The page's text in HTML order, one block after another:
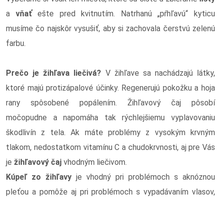
a vňaťešte pred kvitnutím. Natrhanú „pŕhľavú“ kyticu
musíme čo najskôr vysušiť, aby si zachovala čerstvú zelenú
farbu.
Prečo je žihľava liečivá? V žihľave sa nachádzajú látky,
ktoré majú protizápalové účinky. Regenerujú pokožku a hoja
rany spôsobené popálením. Žihľavový čaj pôsobí
močopudne a napomáha tak rýchlejšiemu vyplavovaniu
škodlivín z tela. Ak máte problémy z vysokým krvným
tlakom, nedostatkom vitamínu C a chudokrvnosti, aj pre Vás
je žihľavový čaj vhodným liečivom.
Kúpeľ zo žihľavy je vhodný pri problémoch s aknóznou
pleťou a pomôže aj pri problémoch s vypadávaním vlasov,